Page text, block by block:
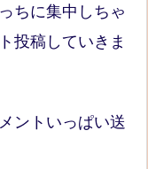
ちに集中しちゃ
投稿していきま
ントいっぱい送